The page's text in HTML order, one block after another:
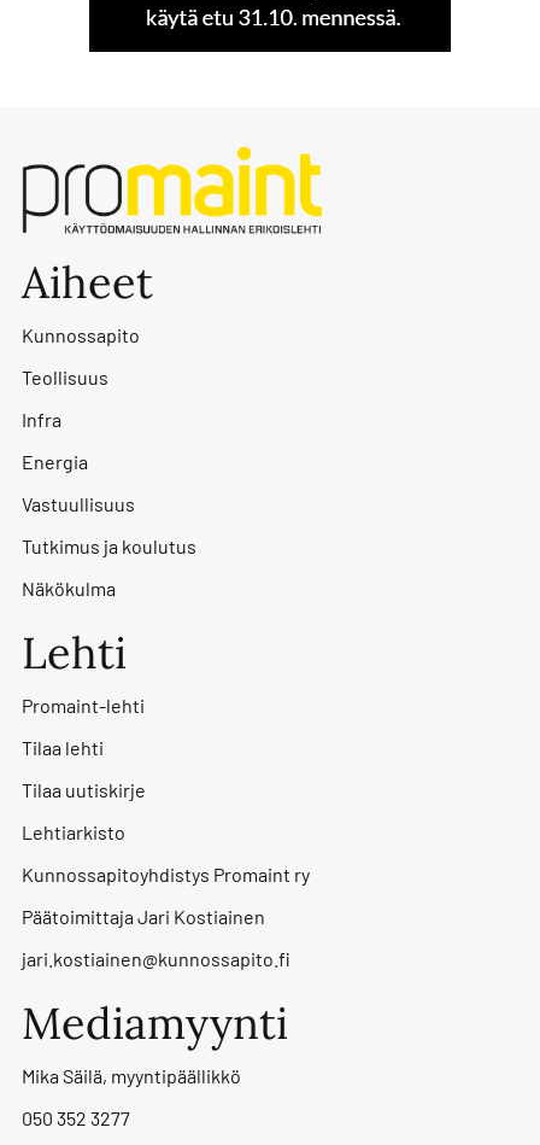
Aiheet
Kunnossapito
Teollisuus
Infra
Energia
Vastuullisuus
Tutkimus ja koulutus
Näkökulma
Lehti
Promaint-lehti
Tilaa lehti
Tilaa uutiskirje
Lehtiarkisto
Kunnossapitoyhdistys Promaint ry
Päätoimittaja Jari Kostiainen
jari.kostiainen@kunnossapito.fi
Mediamyynti
Mika Säilä, myyntipäällikkö
050 352 3277